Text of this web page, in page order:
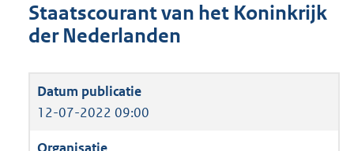
Staatscourant van het Koninkrijk
der Nederlanden
12-07-2022 09:00